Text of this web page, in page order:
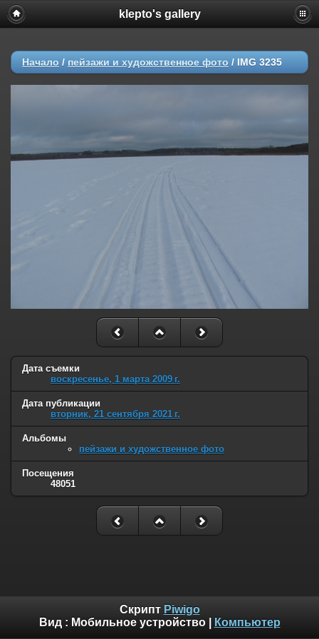
klepto's gallery
Начало / пейзажи и художственное фото / IMG 3235
Дата съемки
воскресенье, 1 марта 2009 г.
Дата публикации
вторник, 21 сентября 2021 г.
Альбомы
пейзажи и художственное фото
Посещения
48051
Скрипт Piwigo
Вид : Мобильное устройство| Компьютер